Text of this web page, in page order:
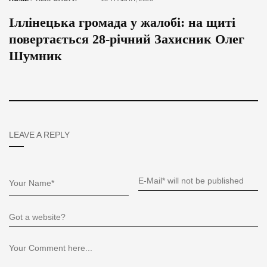
Іллінецька громада у жалобі: на щиті
повертається 28-річний Захисник Олег
Шумник
LEAVE A REPLY